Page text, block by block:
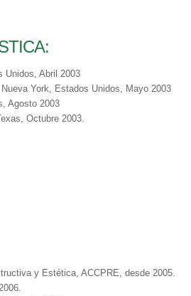
Unidos, Abril 2003
York, Estados Unidos, Mayo 2003
Agosto 2003
Octubre 2003.
y Estética, ACCPRE, desde 2005.